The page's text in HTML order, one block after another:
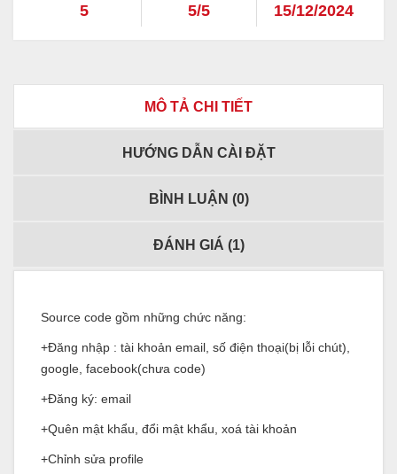
5 5/5 15/12/2024
MÔ TẢ CHI TIẾT
HƯỚNG DẪN CÀI ĐẶT
BÌNH LUẬN (0)
ĐÁNH GIÁ (1)
Source code gồm những chức năng:
+Đăng nhập : tài khoản email, số điện thoại(bị lỗi chút),
google, facebook(chưa code)
+Đăng ký: email
+Quên mật khẩu, đổi mật khẩu, xoá tài khoản
+Chỉnh sửa profile